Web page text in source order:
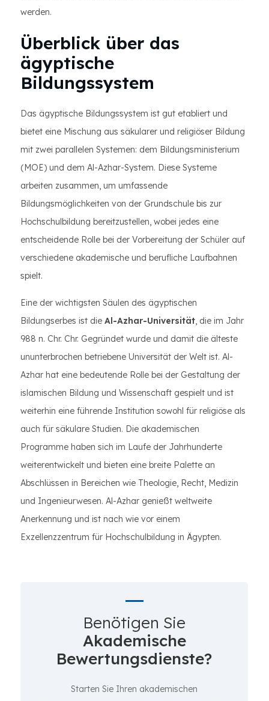
werden.
Überblick über das
ägyptische
Bildungssystem
Das ägyptische Bildungssystem ist gut etabliert und
bietet eine Mischung aus säkularer und religiöser Bildung
mit zwei parallelen Systemen: dem Bildungsministerium
(MOE) und dem Al-Azhar-System. Diese Systeme
arbeiten zusammen, um umfassende
Bildungsmöglichkeiten von der Grundschule bis zur
Hochschulbildung bereitzustellen, wobei jedes eine
entscheidende Rolle bei der Vorbereitung der Schüler auf
verschiedene akademische und berufliche Laufbahnen
spielt.
Eine der wichtigsten Säulen des ägyptischen
Bildungserbes ist die Al-Azhar-Universität, die im Jahr
988 n. Chr. Chr. Gegründet wurde und damit die älteste
ununterbrochen betriebene Universität der Welt ist. Al-
Azhar hat eine bedeutende Rolle bei der Gestaltung der
islamischen Bildung und Wissenschaft gespielt und ist
weiterhin eine führende Institution sowohl für religiöse als
auch für säkulare Studien. Die akademischen
Programme haben sich im Laufe der Jahrhunderte
weiterentwickelt und bieten eine breite Palette an
Abschlüssen in Bereichen wie Theologie, Recht, Medizin
und Ingenieurwesen. Al-Azhar genießt weltweite
Anerkennung und ist nach wie vor einem
Exzellenzzentrum für Hochschulbildung in Ägypten.
Benötigen Sie
Akademische
Bewertungsdienste?
Starten Sie Ihren akademischen